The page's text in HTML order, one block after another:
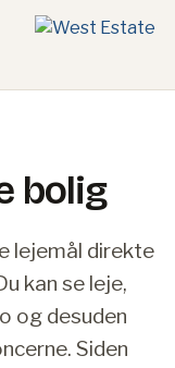
bolig
lejemål direkte
kan se leje,
og desuden
Siden